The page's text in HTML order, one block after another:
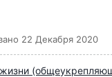
22 Декабря 2020